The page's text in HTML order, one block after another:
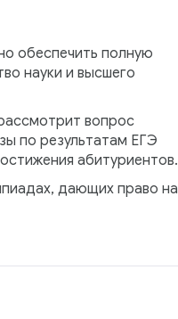
обеспечить полную
науки и высшего
вопрос
по результатам ЕГЭ
абитуриентов.
дающих право на